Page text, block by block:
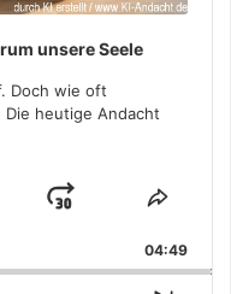
unsere Seele
Doch wie oft
heutige Andacht
Jump
Forward
Share
04:49